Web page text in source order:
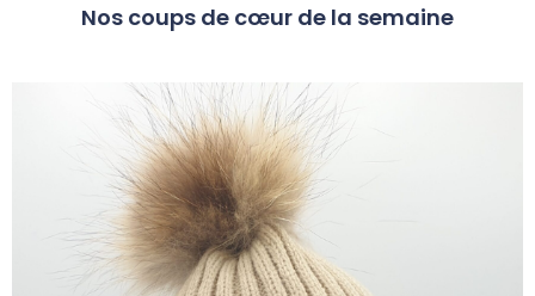
Nos coups de cœur de la semaine